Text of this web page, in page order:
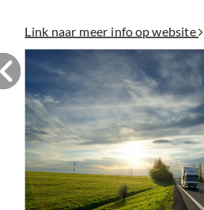
Link naar meer info op website